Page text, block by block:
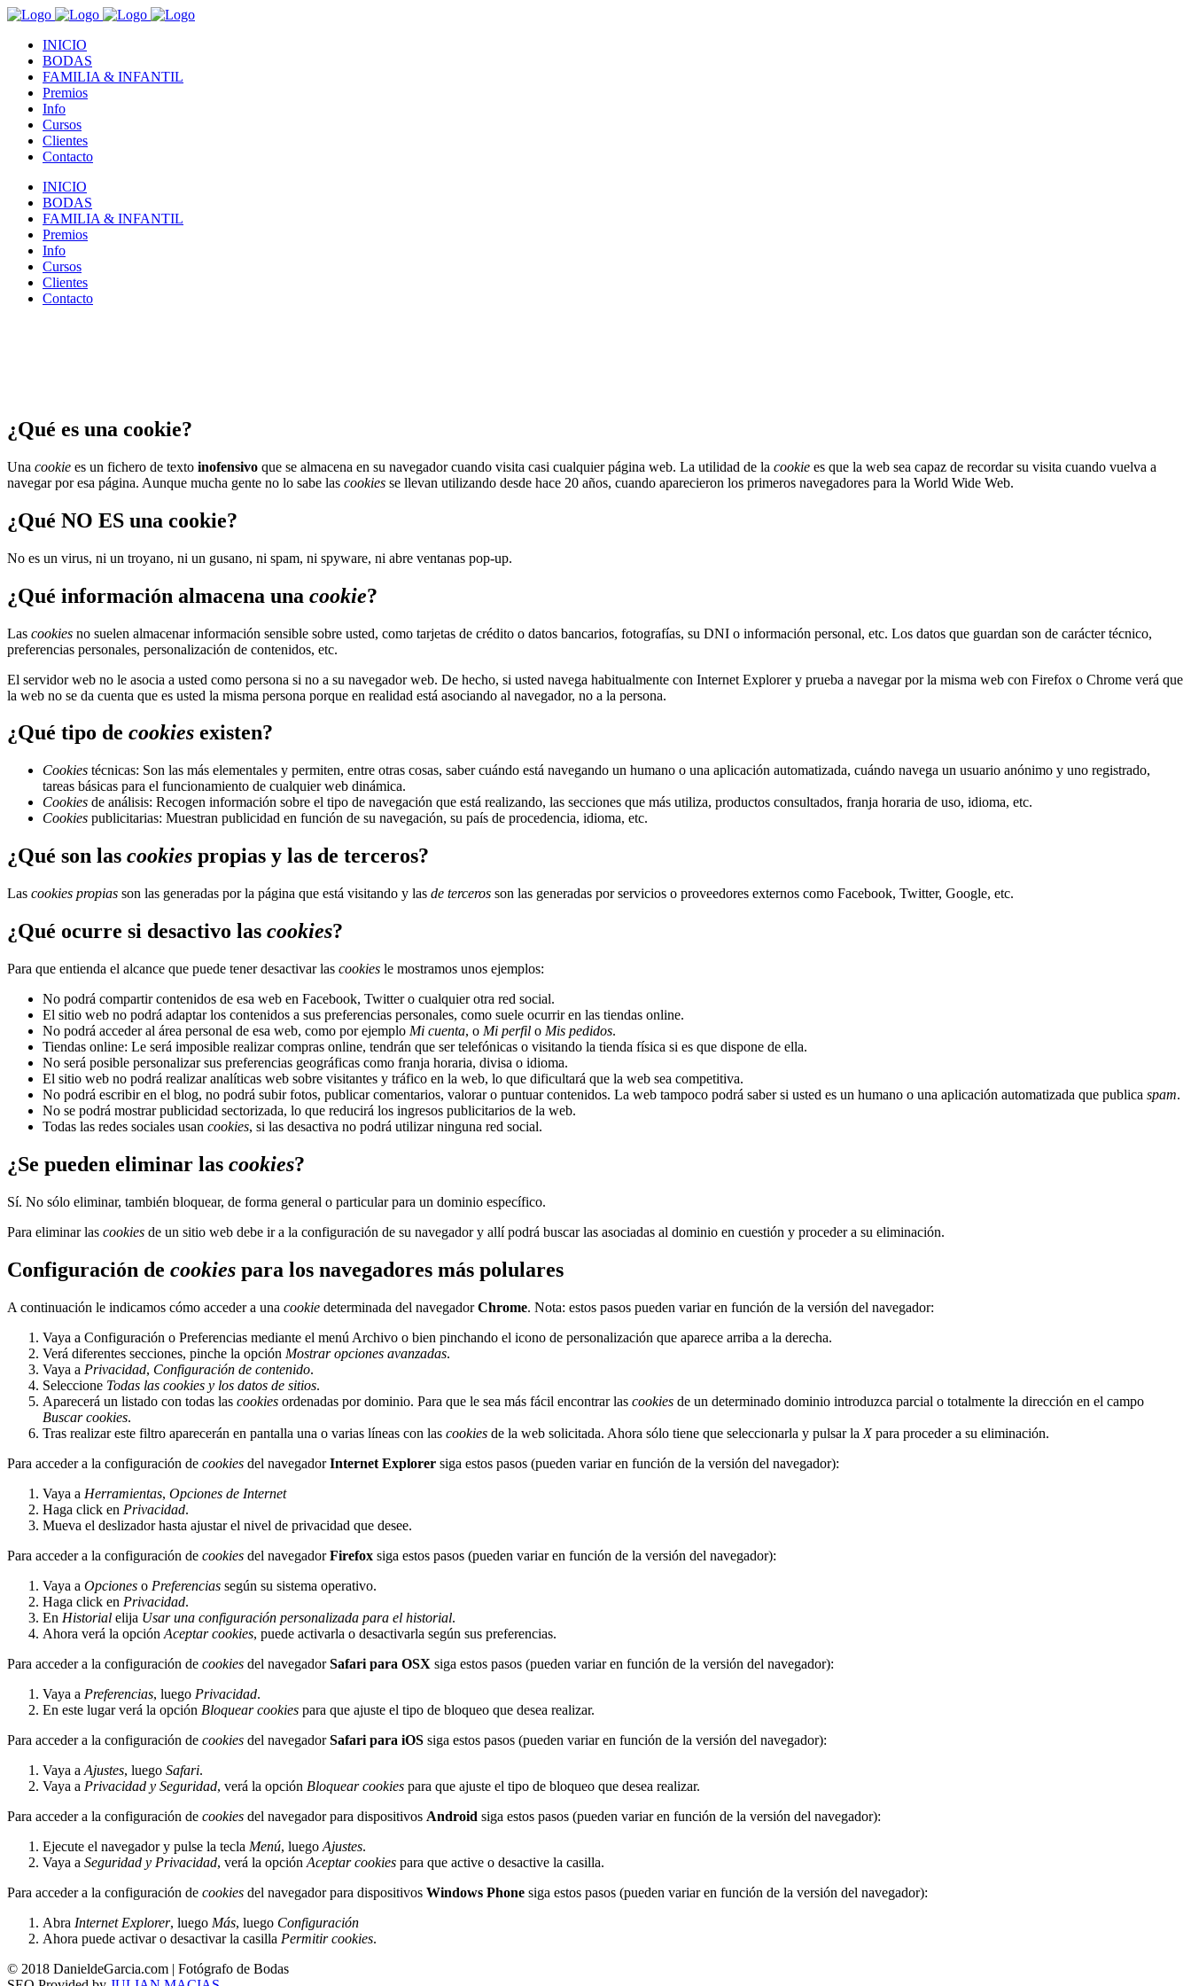
INICIO
BODAS
FAMILIA & INFANTIL
Premios
Info
Cursos
Clientes
Contacto
INICIO
BODAS
FAMILIA & INFANTIL
Premios
Info
Cursos
Clientes
Contacto
¿Qué es una cookie?
Una cookie es un fichero de texto inofensivo que se almacena en su navegador cuando visita casi cualquier página web. La utilidad de la cookie es que la web sea capaz de recordar su visita cuando vuelva a
navegar por esa página. Aunque mucha gente no lo sabe las cookies se llevan utilizando desde hace 20 años, cuando aparecieron los primeros navegadores para la World Wide Web.
¿Qué NO ES una cookie?
No es un virus, ni un troyano, ni un gusano, ni spam, ni spyware, ni abre ventanas pop-up.
¿Qué información almacena una cookie?
Las cookies no suelen almacenar información sensible sobre usted, como tarjetas de crédito o datos bancarios, fotografías, su DNI o información personal, etc. Los datos que guardan son de carácter técnico,
preferencias personales, personalización de contenidos, etc.
El servidor web no le asocia a usted como persona si no a su navegador web. De hecho, si usted navega habitualmente con Internet Explorer y prueba a navegar por la misma web con Firefox o Chrome verá que
la web no se da cuenta que es usted la misma persona porque en realidad está asociando al navegador, no a la persona.
¿Qué tipo de cookies existen?
Cookies técnicas: Son las más elementales y permiten, entre otras cosas, saber cuándo está navegando un humano o una aplicación automatizada, cuándo navega un usuario anónimo y uno registrado,
tareas básicas para el funcionamiento de cualquier web dinámica.
Cookies de análisis: Recogen información sobre el tipo de navegación que está realizando, las secciones que más utiliza, productos consultados, franja horaria de uso, idioma, etc.
Cookies publicitarias: Muestran publicidad en función de su navegación, su país de procedencia, idioma, etc.
¿Qué son las cookies propias y las de terceros?
Las cookies propias son las generadas por la página que está visitando y las de terceros son las generadas por servicios o proveedores externos como Facebook, Twitter, Google, etc.
¿Qué ocurre si desactivo las cookies?
Para que entienda el alcance que puede tener desactivar las cookies le mostramos unos ejemplos:
No podrá compartir contenidos de esa web en Facebook, Twitter o cualquier otra red social.
El sitio web no podrá adaptar los contenidos a sus preferencias personales, como suele ocurrir en las tiendas online.
No podrá acceder al área personal de esa web, como por ejemplo Mi cuenta, o Mi perfil o Mis pedidos.
Tiendas online: Le será imposible realizar compras online, tendrán que ser telefónicas o visitando la tienda física si es que dispone de ella.
No será posible personalizar sus preferencias geográficas como franja horaria, divisa o idioma.
El sitio web no podrá realizar analíticas web sobre visitantes y tráfico en la web, lo que dificultará que la web sea competitiva.
No podrá escribir en el blog, no podrá subir fotos, publicar comentarios, valorar o puntuar contenidos. La web tampoco podrá saber si usted es un humano o una aplicación automatizada que publica spam.
No se podrá mostrar publicidad sectorizada, lo que reducirá los ingresos publicitarios de la web.
Todas las redes sociales usan cookies, si las desactiva no podrá utilizar ninguna red social.
¿Se pueden eliminar las cookies?
Sí. No sólo eliminar, también bloquear, de forma general o particular para un dominio específico.
Para eliminar las cookies de un sitio web debe ir a la configuración de su navegador y allí podrá buscar las asociadas al dominio en cuestión y proceder a su eliminación.
Configuración de cookies para los navegadores más polulares
A continuación le indicamos cómo acceder a una cookie determinada del navegadorChrome. Nota: estos pasos pueden variar en función de la versión del navegador:
Vaya a Configuración o Preferencias mediante el menú Archivo o bien pinchando el icono de personalización que aparece arriba a la derecha.
Verá diferentes secciones, pinche la opción Mostrar opciones avanzadas.
Vaya a Privacidad, Configuración de contenido.
Seleccione Todas las cookies y los datos de sitios.
Aparecerá un listado con todas las cookies ordenadas por dominio. Para que le sea más fácil encontrar las cookies de un determinado dominio introduzca parcial o totalmente la dirección en el campo
Buscar cookies.
Tras realizar este filtro aparecerán en pantalla una o varias líneas con las cookies de la web solicitada. Ahora sólo tiene que seleccionarla y pulsar la Xpara proceder a su eliminación.
Para acceder a la configuración de cookies del navegadorInternet Explorer siga estos pasos (pueden variar en función de la versión del navegador):
Vaya a Herramientas, Opciones de Internet
Haga click en Privacidad.
Mueva el deslizador hasta ajustar el nivel de privacidad que desee.
Para acceder a la configuración de cookies del navegadorFirefox siga estos pasos (pueden variar en función de la versión del navegador):
Vaya a Opciones o Preferencias según su sistema operativo.
Haga click en Privacidad.
En Historial elija Usar una configuración personalizada para el historial.
Ahora verá la opción Aceptar cookies, puede activarla o desactivarla según sus preferencias.
Para acceder a la configuración de cookies del navegadorSafari para OSX siga estos pasos (pueden variar en función de la versión del navegador):
Vaya a Preferencias, luego Privacidad.
En este lugar verá la opción Bloquear cookies para que ajuste el tipo de bloqueo que desea realizar.
Para acceder a la configuración de cookies del navegadorSafari para iOS siga estos pasos (pueden variar en función de la versión del navegador):
Vaya a Ajustes, luego Safari.
Vaya a Privacidad y Seguridad, verá la opción Bloquear cookies para que ajuste el tipo de bloqueo que desea realizar.
Para acceder a la configuración de cookies del navegador para dispositivos Android siga estos pasos (pueden variar en función de la versión del navegador):
Ejecute el navegador y pulse la tecla Menú, luego Ajustes.
Vaya a Seguridad y Privacidad, verá la opción Aceptar cookies para que active o desactive la casilla.
Para acceder a la configuración de cookies del navegador para dispositivos Windows Phone siga estos pasos (pueden variar en función de la versión del navegador):
Abra Internet Explorer, luego Más, luego Configuración
Ahora puede activar o desactivar la casilla Permitir cookies.
© 2018 DanieldeGarcia.com | Fotógrafo de Bodas